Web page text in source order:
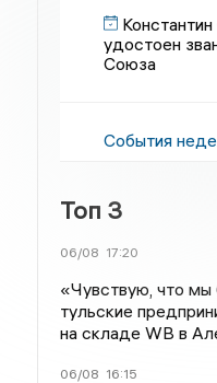
удостоен
Союза
События
Топ 3
06/08 17:20
«Чувствую, что мы
тульские
на складе WB в
06/08 16:15